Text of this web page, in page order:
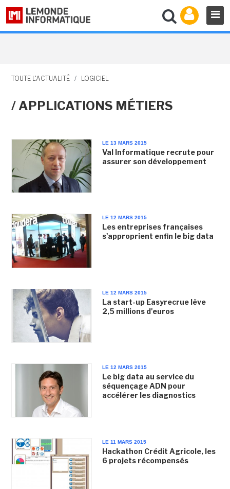
TOUTE L'ACTUALITÉ / LOGICIEL
/ APPLICATIONS MÉTIERS
LE 13 MARS 2015
Val Informatique recrute pour
assurer son développement
LE 12 MARS 2015
Les entreprises françaises
s'approprient enfin le big data
LE 12 MARS 2015
La start-up Easyrecrue lève
2,5 millions d'euros
LE 12 MARS 2015
Le big data au service du
séquençage ADN pour
accélérer les diagnostics
LE 11 MARS 2015
Hackathon Crédit Agricole, les
6 projets récompensés